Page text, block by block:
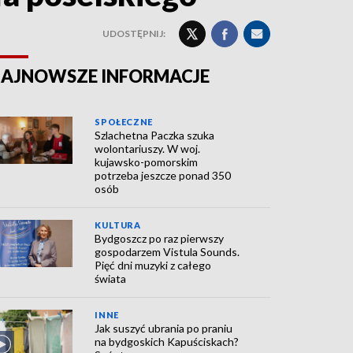
UDOSTĘPNIJ:
INFORMACJE
SPOŁECZNE
Szlachetna Paczka szuka
wolontariuszy. W woj.
kujawsko-pomorskim
potrzeba jeszcze ponad 350
osób
KULTURA
Bydgoszcz po raz pierwszy
gospodarzem Vistula Sounds.
Pięć dni muzyki z całego
świata
INNE
Jak suszyć ubrania po praniu
na bydgoskich Kapuściskach?